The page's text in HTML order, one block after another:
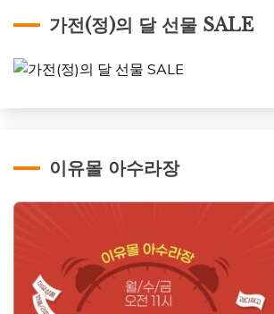
가전(정)의 달 선물 SALE
이유몰 아수라장